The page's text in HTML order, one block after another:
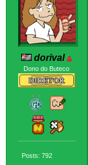
dorival
Dono do Buteco
Posts: 792